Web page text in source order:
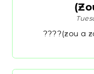
????(zou a